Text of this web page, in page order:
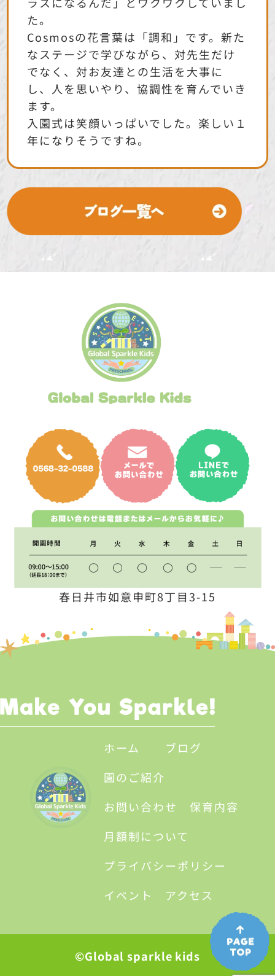
た。
Cosmosの花言葉は「調和」です。新た
なステージで学びながら、対先生だけ
でなく、対お友達との生活を大事に
し、人を思いやり、協調性を育んでいき
ます。
入園式は笑顔いっぱいでした。楽しい１
年になりそうですね。
春日井市如意申町8丁目3-15
ホーム
ブログ
園のご紹介
お問い合わせ
保育内容
月額制について
プライバシーポリシー
イベント
アクセス
©Global sparkle kids